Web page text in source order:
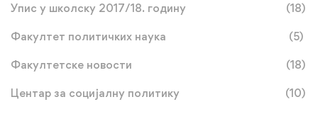
Упис у школску 2017/18. годину (18)
Факултет политичких наука (5)
Факултетске новости (18)
Центар за социјалну политику (10)